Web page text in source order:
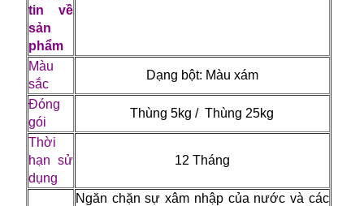
tin về
sản
phẩm
Màu
sắc
Dạng bột: Màu xám
Đóng
gói
Thùng 5kg / Thùng 25kg
Thời
hạn sử
dụng
12 Tháng
Ngăn chặn sự xâm nhập của nước và các